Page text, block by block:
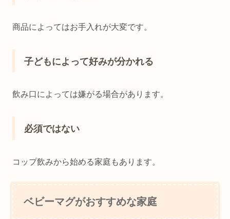
商品によってはお手入れが大変です。
子どもによって好みが分かれる
飲み口によっては嫌がる場合があります。
必須ではない
コップ飲みから始める家庭もあります。
ベビーマグがおすすめな家庭